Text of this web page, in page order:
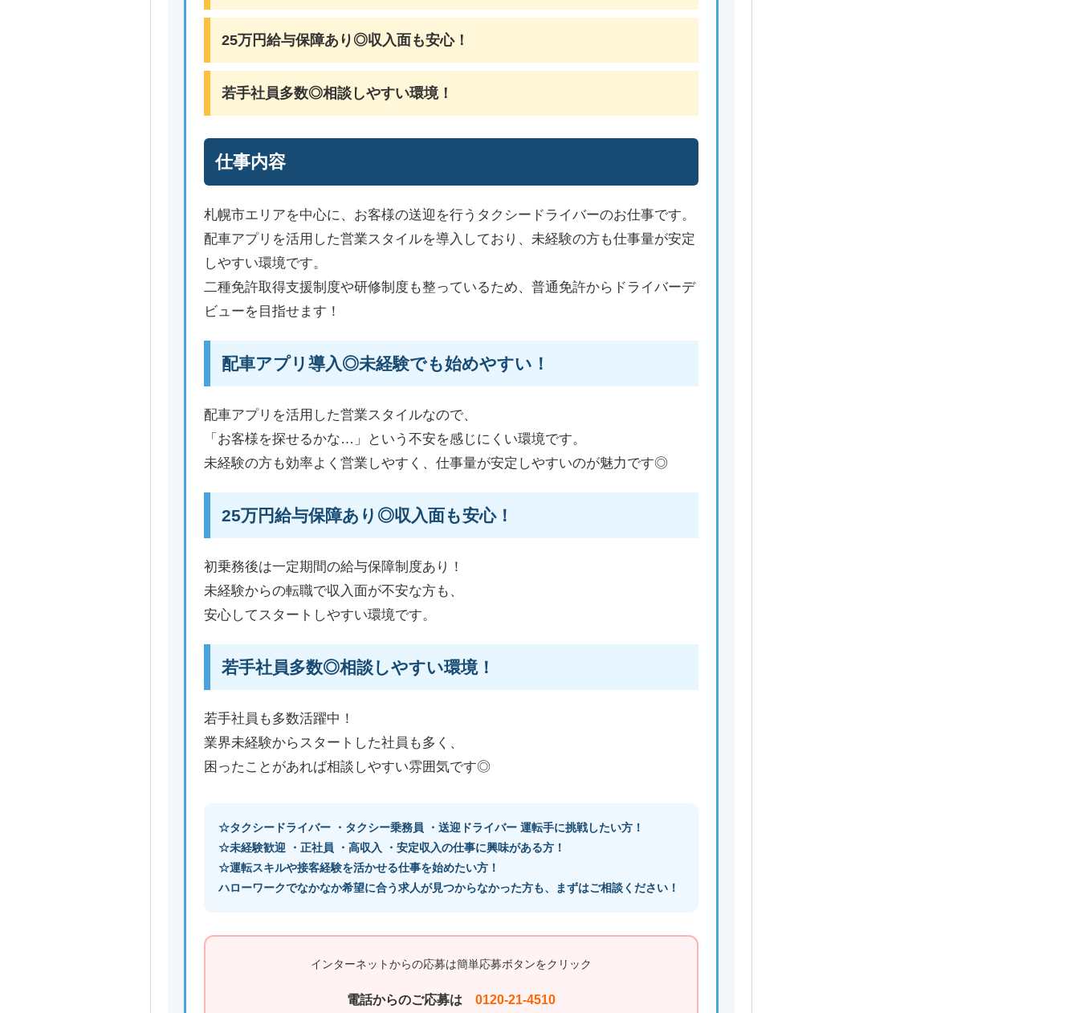
25万円給与保障あり◎収入面も安心！
若手社員多数◎相談しやすい環境！
仕事内容
札幌市エリアを中心に、お客様の送迎を行うタクシードライバーのお仕事です。
配車アプリを活用した営業スタイルを導入しており、未経験の方も仕事量が安定
しやすい環境です。
二種免許取得支援制度や研修制度も整っているため、普通免許からドライバーデ
ビューを目指せます！
配車アプリ導入◎未経験でも始めやすい！
配車アプリを活用した営業スタイルなので、
「お客様を探せるかな…」という不安を感じにくい環境です。
未経験の方も効率よく営業しやすく、仕事量が安定しやすいのが魅力です◎
25万円給与保障あり◎収入面も安心！
初乗務後は一定期間の給与保障制度あり！
未経験からの転職で収入面が不安な方も、
安心してスタートしやすい環境です。
若手社員多数◎相談しやすい環境！
若手社員も多数活躍中！
業界未経験からスタートした社員も多く、
困ったことがあれば相談しやすい雰囲気です◎
☆タクシードライバー ・タクシー乗務員 ・送迎ドライバー 運転手に挑戦したい方！
☆未経験歓迎 ・正社員 ・高収入 ・安定収入の仕事に興味がある方！
☆運転スキルや接客経験を活かせる仕事を始めたい方！
ハローワークでなかなか希望に合う求人が見つからなかった方も、まずはご相談ください！
インターネットからの応募は簡単応募ボタンをクリック
電話からのご応募は 0120-21-4510